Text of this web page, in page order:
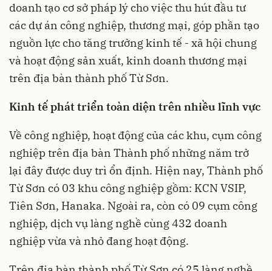
doanh tạo cơ sở pháp lý cho việc thu hút đầu tư
các dự án công nghiệp, thương mại, góp phần tạo
nguồn lực cho tăng trưởng kinh tế - xã hội chung
và hoạt động sản xuất, kinh doanh thương mại
trên địa bàn thành phố Từ Sơn.
Kinh tế phát triển toàn diện trên nhiều lĩnh vực
Về công nghiệp, hoạt động của các khu, cụm công
nghiệp trên địa bàn Thành phố những năm trở
lại đây được duy trì ổn định. Hiện nay, Thành phố
Từ Sơn có 03 khu công nghiệp gồm: KCN VSIP,
Tiên Sơn, Hanaka. Ngoài ra, còn có 09 cụm công
nghiệp, dịch vụ làng nghề cùng 432 doanh
nghiệp vừa và nhỏ đang hoạt động.